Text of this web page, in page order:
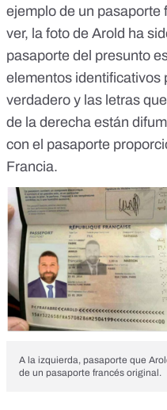
ejemplo de un pasaporte
ver, la foto de Arold ha
pasaporte del presunto
elementos identificativos
verdadero y las letras
de la derecha están
con el pasaporte
Francia.
A la izquierda, pasaporte que
de un pasaporte francés original.